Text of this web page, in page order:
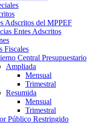
Adscritos del MPPEF
Entes Adscritos
Fiscales
Central Presupuestario
Ampliada
Mensual
Trimestral
Resumida
Mensual
Trimestral
Público Restringido